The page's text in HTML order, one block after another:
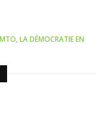
LA DÉMOCRATIE EN